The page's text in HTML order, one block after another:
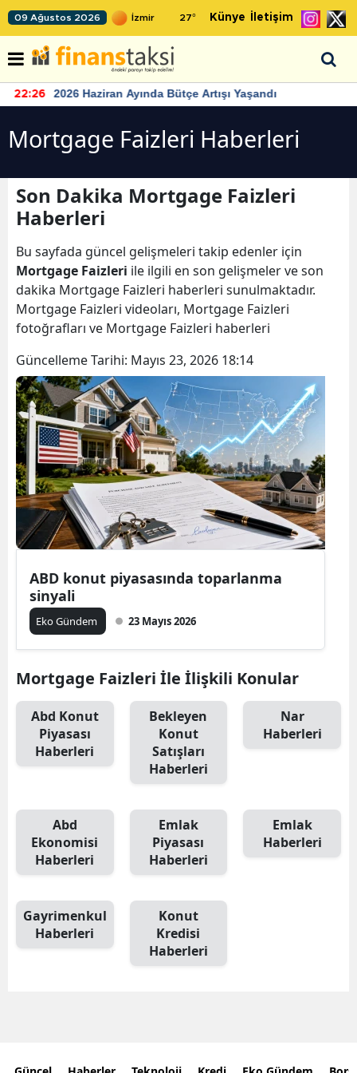
09 Ağustos 2026 27° Künye İletişim
22:26 2026 Haziran Ayında Bütçe Artışı Yaşandı
Mortgage Faizleri Haberleri
Son Dakika Mortgage Faizleri
Haberleri
Bu sayfada güncel gelişmeleri takip edenler için
Mortgage Faizleri ile ilgili en son gelişmeler ve son
dakika Mortgage Faizleri haberleri sunulmaktadır.
Mortgage Faizleri videoları, Mortgage Faizleri
fotoğrafları ve Mortgage Faizleri haberleri
Güncelleme Tarihi: Mayıs 23, 2026 18:14
ABD konut piyasasında toparlanma
sinyali
Eko Gündem 23 Mayıs 2026
Mortgage Faizleri İle İlişkili Konular
Abd Konut
Piyasası
Haberleri
Bekleyen
Konut
Satışları
Haberleri
Nar
Haberleri
Abd
Ekonomisi
Haberleri
Emlak
Piyasası
Haberleri
Emlak
Haberleri
Gayrimenkul
Haberleri
Konut
Kredisi
Haberleri